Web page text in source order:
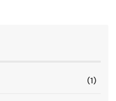
(1)